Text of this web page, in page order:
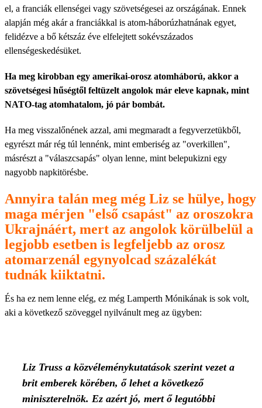
el, a franciák ellenségei vagy szövetségesei az országának. Ennek
alapján még akár a franciákkal is atom-háborúzhatnának egyet,
felidézve a bő kétszáz éve elfelejtett sokévszázados
ellenségeskedésüket.
Ha meg kirobban egy amerikai-orosz atomháború, akkor a
szövetségesi hűségtől feltüzelt angolok már eleve kapnak, mint
NATO-tag atomhatalom, jó pár bombát.
Ha meg visszalőnének azzal, ami megmaradt a fegyverzetükből,
egyrészt már rég túl lennénk, mint emberiség az "overkillen",
másrészt a "válaszcsapás" olyan lenne, mint belepukizni egy
nagyobb napkitörésbe.
Annyira talán meg még Liz se hülye, hogy
maga mérjen "első csapást" az oroszokra
Ukrajnáért, mert az angolok körülbelül a
legjobb esetben is legfeljebb az orosz
atomarzenál egynyolcad százalékát
tudnák kiiktatni.
És ha ez nem lenne elég, ez még Lamperth Mónikának is sok volt,
aki a következő szöveggel nyilvánult meg az ügyben:
Liz Truss a közvéleménykutatások szerint vezet a
brit emberek körében, ő lehet a következő
miniszterelnök. Ez azért jó, mert ő legutóbbi